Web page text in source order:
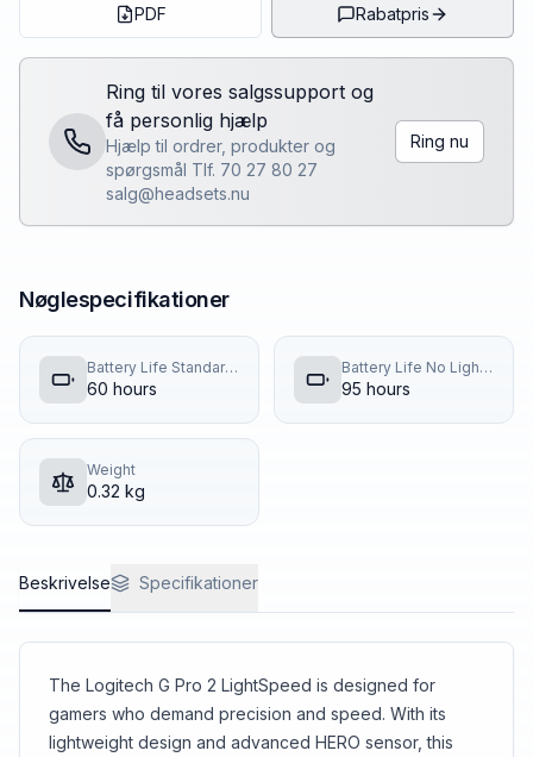
PDF Rabatpris
Ring til vores salgssupport og
få personlig hjælp
Hjælp til ordrer, produkter og
spørgsmål Tlf. 70 27 80 27
salg@headsets.nu
Ring nu
Nøglespecifikationer
Battery Life Standard Lighting
60 hours
Battery Life No Lighting
95 hours
Weight
0.32 kg
Beskrivelse Specifikationer
The Logitech G Pro 2 LightSpeed is designed for
gamers who demand precision and speed. With its
lightweight design and advanced HERO sensor, this